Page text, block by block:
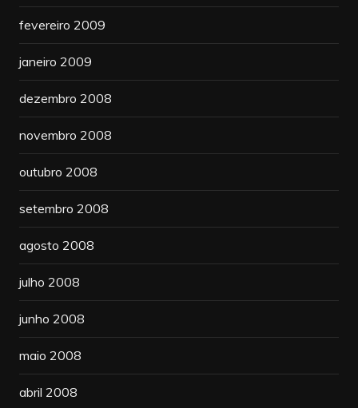
fevereiro 2009
janeiro 2009
dezembro 2008
novembro 2008
outubro 2008
setembro 2008
agosto 2008
julho 2008
junho 2008
maio 2008
abril 2008